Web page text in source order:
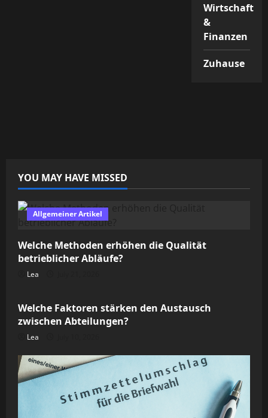
Wirtschaft
&
Finanzen
Zuhause
YOU MAY HAVE MISSED
Allgemeiner Artikel
Welche Methoden erhöhen die Qualität
betrieblicher Abläufe?
LeaAllgemeiner Artikel
Welche Faktoren stärken den Austausch
zwischen Abteilungen?
Lea